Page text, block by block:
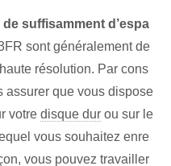
suffisamment d’espa
sont généralement de
résolution. ⁣Par cons
assurer que vous dispose
votre disque dur ou sur le
vous souhaitez enre
vous pouvez travailler